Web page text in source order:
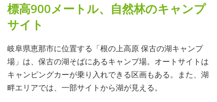
標高900メートル、自然林のキャンプ
サイト
岐阜県恵那市に位置する「根の上高原 保古の湖キャンプ
場」は、保古の湖そばにあるキャンプ場。オートサイトは
キャンピングカーが乗り入れできる区画もある。また、湖
畔エリアでは、一部サイトから湖が見える。